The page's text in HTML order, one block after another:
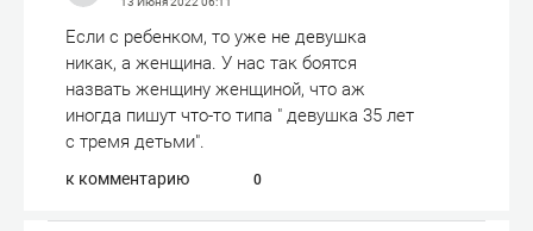
Если с ребенком, то уже не девушка
никак, а женщина. У нас так боятся
назвать женщину женщиной, что аж
иногда пишут что-то типа " девушка 35 лет
с тремя детьми".
к комментарию 0